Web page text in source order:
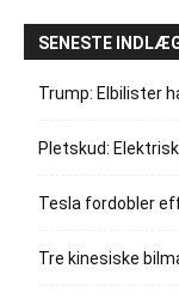
SENESTE
Trump: Elbilister
Pletskud:
Tesla fordobler
Tre kinesiske